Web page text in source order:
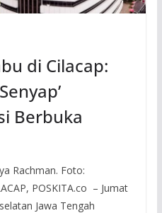
di Cilacap:
Berbuka
Rachman. Foto:
POSKITA.co – Jumat
Jawa Tengah